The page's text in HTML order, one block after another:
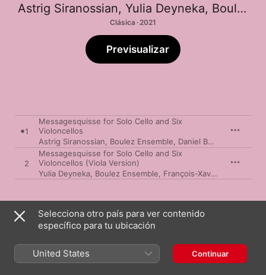
Astrig Siranossian, Yulia Deyneka, Boulez Ensemble
Clásica · 2021
Previsualizar
1
Messagesquisse for Solo Cello and Six
Violoncellos
Astrig Siranossian
Boulez Ensemble Daniel Barenboim
2
Messagesquisse for Solo Cello and Six
Violoncellos (Viola Version)
Yulia Deyneka Boulez Ensemble François-Xavier Roth
23 de julio de 2021
2 canciones, 19 minutos
℗ 2021 Peral Music, under exclusive license to Deutsche
Selecciona otro país para ver contenido
específico para tu ubicación
United States Continuar